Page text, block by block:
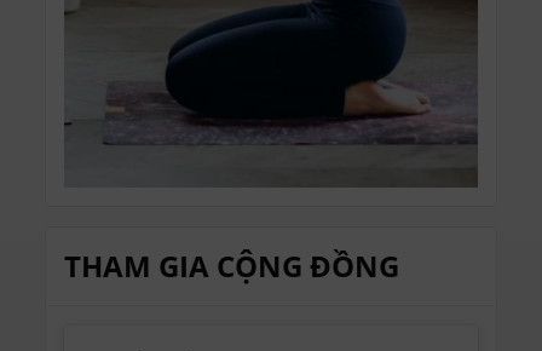
THAM GIA CỘNG ĐỒNG